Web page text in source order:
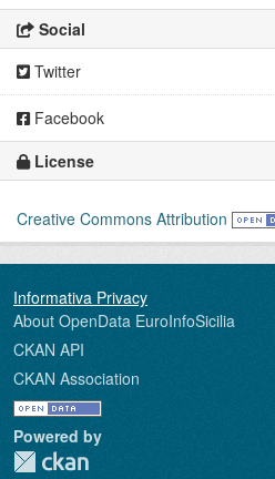
Social
Twitter
Facebook
License
Creative Commons Attribution
About OpenData EuroInfoSicilia
CKAN API
CKAN Association
Powered by